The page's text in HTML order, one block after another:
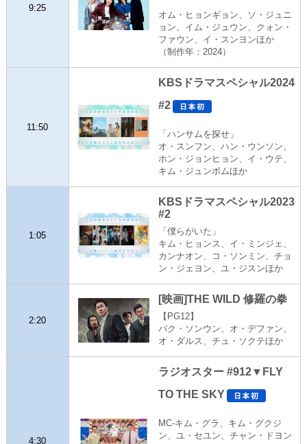
9:25
オム・ヒョンギョン、ソ・ジュニ
ョン、イム・ジュウン、クォン・
ファウン、イ・スンヨンほか
（制作年：2024）
11:50
KBSドラマスペシャル2024
#2
「ハンサムを探せ」
オ・スンフン、ハン・ウンソン、
ホン・ジョンヒョン、イ・ウテ、
キム・ジュンボムほか
1:05
KBSドラマスペシャル2023
#2
「僕らがいた」
キム・ヒョンス、イ・ミンジェ、
カンナオン、コ・ソンミン、チョ
ン・ジェヨン、ユ・ジスンほか
2:20
[映画]THE WILD 修羅の拳
【PG12】
パク・ソンウン、オ・デファン、
オ・ダルス、チュ・ソクテほか
4:30
ラジオスター #912▼FLY
TO THE SKY
MC-キム・グラ、キム・グクジ
ン、ユ・セユン、チャン・ドヨン